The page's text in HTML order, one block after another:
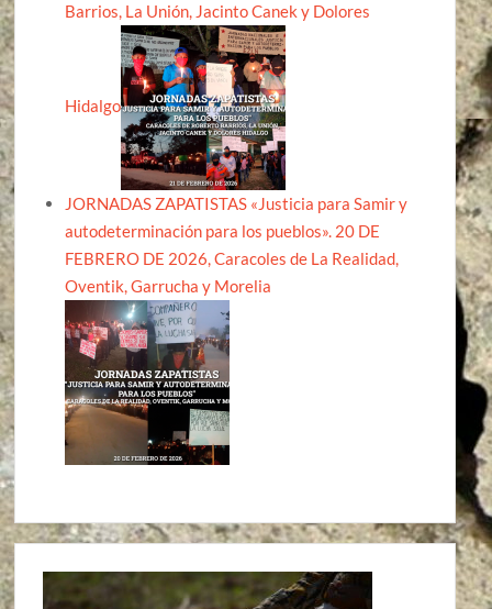
Barrios, La Unión, Jacinto Canek y Dolores
Hidalgo
JORNADAS ZAPATISTAS «Justicia para Samir y
autodeterminación para los pueblos». 20 DE
FEBRERO DE 2026, Caracoles de La Realidad,
Oventik, Garrucha y Morelia